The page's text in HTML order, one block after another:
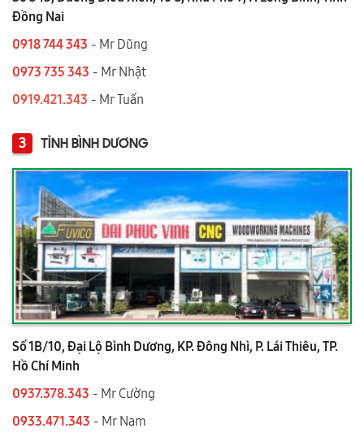
Đồng Nai
0918 744 343 - Mr Dũng
0973 735 343 - Mr Nhật
0919.421.343 ​​​​​​ - Mr Tuấn
3 TỈNH BÌNH DƯƠNG
Số 1B/10, Đại Lộ Bình Dương, KP. Đông Nhì, P. Lái Thiêu, TP.
Hồ Chí Minh
0937.378.343 - Mr Cường
0933.471.343 - Mr Nam